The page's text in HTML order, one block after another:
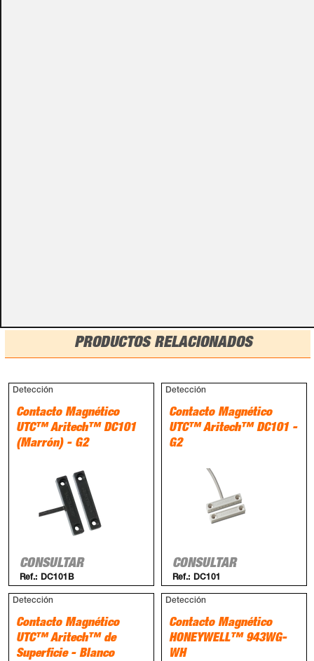
PRODUCTOS RELACIONADOS
Detección
Contacto Magnético
UTC™ Aritech™ DC101
(Marrón) - G2
CONSULTAR
Ref.: DC101B
Detección
Contacto Magnético
UTC™ Aritech™ DC101 -
G2
CONSULTAR
Ref.: DC101
Detección
Contacto Magnético
UTC™ Aritech™ de
Superficie - Blanco
Detección
Contacto Magnético
HONEYWELL™ 943WG-
WH